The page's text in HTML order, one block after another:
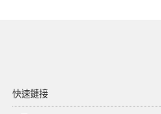
快速鏈接